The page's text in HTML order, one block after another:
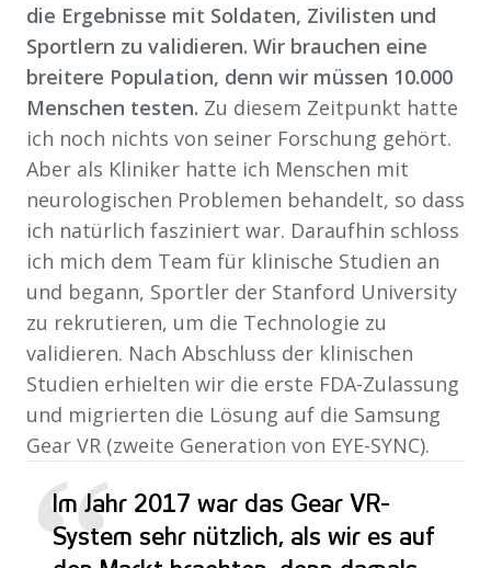
die Ergebnisse mit Soldaten, Zivilisten und
Sportlern zu validieren. Wir brauchen eine
breitere Population, denn wir müssen 10.000
Menschen testen. Zu diesem Zeitpunkt hatte
ich noch nichts von seiner Forschung gehört.
Aber als Kliniker hatte ich Menschen mit
neurologischen Problemen behandelt, so dass
ich natürlich fasziniert war. Daraufhin schloss
ich mich dem Team für klinische Studien an
und begann, Sportler der Stanford University
zu rekrutieren, um die Technologie zu
validieren. Nach Abschluss der klinischen
Studien erhielten wir die erste FDA-Zulassung
und migrierten die Lösung auf die Samsung
Gear VR (zweite Generation von EYE-SYNC).
Im Jahr 2017 war das Gear VR-
System sehr nützlich, als wir es auf